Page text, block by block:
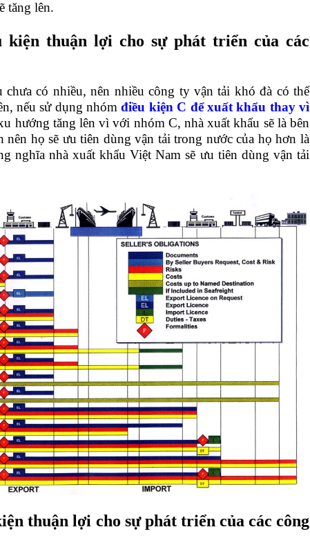
tăng lên.
kiện thuận lợi cho sự phát triển của các
có nhiều, nên nhiều công ty vận tải khó đà có thể
nếu sử dụng nhómđiều kiện C để xuất khẩu thay vì
hướng tăng lên vì với nhóm C, nhà xuất khẩu sẽ là bên
họ sẽ ưu tiên dùng vận tải trong nước của họ hơn là
nghĩa nhà xuất khẩu Việt Nam sẽ ưu tiên dùng vận tải
thuận lợi cho sự phát triển của các công